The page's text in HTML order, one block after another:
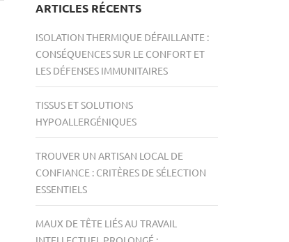
ARTICLES RÉCENTS
ISOLATION THERMIQUE DÉFAILLANTE :
CONSÉQUENCES SUR LE CONFORT ET
LES DÉFENSES IMMUNITAIRES
TISSUS ET SOLUTIONS
HYPOALLERGÉNIQUES
TROUVER UN ARTISAN LOCAL DE
CONFIANCE : CRITÈRES DE SÉLECTION
ESSENTIELS
MAUX DE TÊTE LIÉS AU TRAVAIL